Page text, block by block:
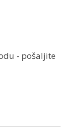
- pošaljite